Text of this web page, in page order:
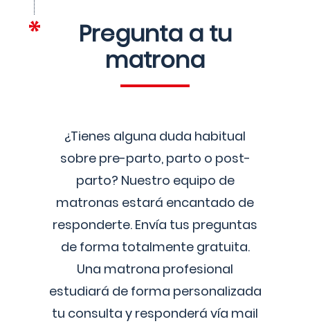
Pregunta a tu
matrona
¿Tienes alguna duda habitual
sobre pre-parto, parto o post-
parto? Nuestro equipo de
matronas estará encantado de
responderte. Envía tus preguntas
de forma totalmente gratuita.
Una matrona profesional
estudiará de forma personalizada
tu consulta y responderá vía mail